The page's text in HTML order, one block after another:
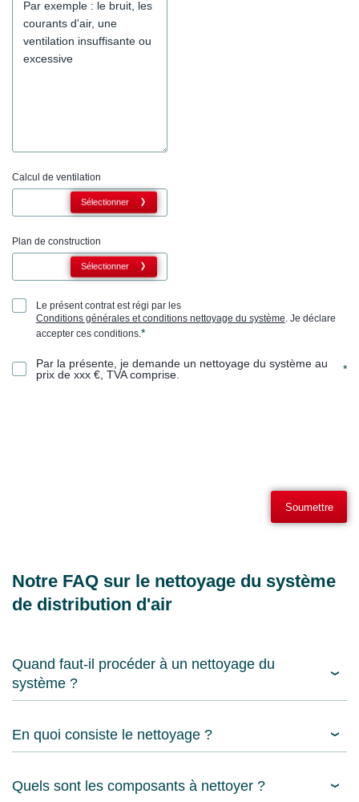
Sélectionner
Calcul de ventilation
Sélectionner
Plan de construction
Le présent contrat est régi par les
Conditions générales et conditions nettoyage du système. Je déclare
accepter ces conditions.*
Par la présente, je demande un nettoyage du système au
prix de xxx €, TVA comprise.
*
Soumettre
Notre FAQ sur le nettoyage du système
de distribution d'air
Quand faut-il procéder à un nettoyage du
système ?
En quoi consiste le nettoyage ?
Quels sont les composants à nettoyer ?